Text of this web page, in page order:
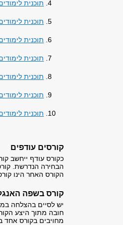
תוכנית
תוכנית
תוכנית
תוכנית
תוכנית
תוכנית
תוכנית
קורסים עודפים
כקורס עודף ייחשב
הבחירה הנדרשת.
הקורס האחר הינו
קורס בשפה
חובה מתוך היצע
מחויבים בקורס אחד